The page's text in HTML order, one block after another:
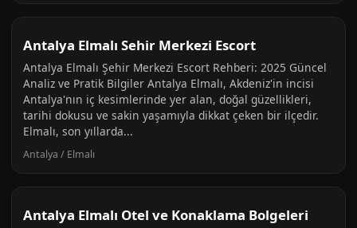
Antalya Elmalı Sehir Merkezi Escort
Antalya Elmalı Şehir Merkezi Escort Rehberi: 2025 Güncel
Analiz ve Pratik Bilgiler Antalya Elmalı, Akdeniz'in incisi
Antalya'nın iç kesimlerinde yer alan, doğal güzellikleri,
tarihi dokusu ve sakin yaşamıyla dikkat çeken bir ilçedir.
Elmalı, son yıllarda...
Antalya / Elmalı
Antalya Elmalı Otel ve Konaklama Bolgeleri